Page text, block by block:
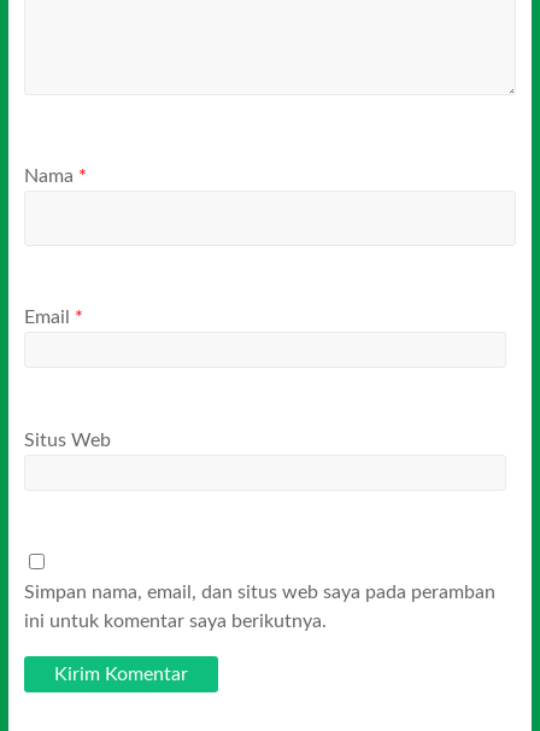
Nama *
Email *
Situs Web
Simpan nama, email, dan situs web saya pada peramban
ini untuk komentar saya berikutnya.